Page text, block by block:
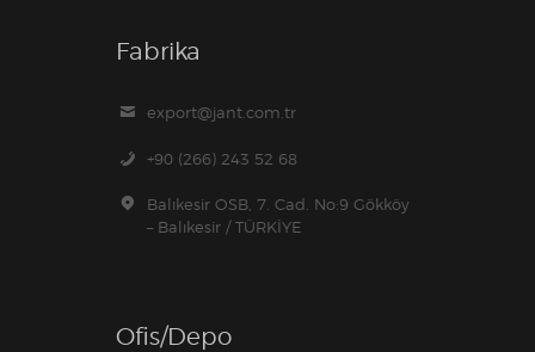
Fabrika
export@jant.com.tr
+90 (266) 243 52 68
Balıkesir OSB, 7. Cad. No:9 Gökköy
– Balıkesir / TÜRKİYE
Ofis/Depo